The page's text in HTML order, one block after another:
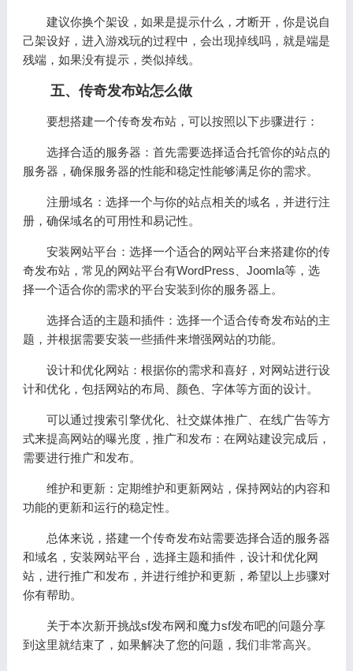
建议你换个架设，如果是提示什么，才断开，你是说自
己架设好，进入游戏玩的过程中，会出现掉线吗，就是端是
残端，如果没有提示，类似掉线。
五、传奇发布站怎么做
要想搭建一个传奇发布站，可以按照以下步骤进行：
选择合适的服务器：首先需要选择适合托管你的站点的
服务器，确保服务器的性能和稳定性能够满足你的需求。
注册域名：选择一个与你的站点相关的域名，并进行注
册，确保域名的可用性和易记性。
安装网站平台：选择一个适合的网站平台来搭建你的传
奇发布站，常见的网站平台有WordPress、Joomla等，选
择一个适合你的需求的平台安装到你的服务器上。
选择合适的主题和插件：选择一个适合传奇发布站的主
题，并根据需要安装一些插件来增强网站的功能。
设计和优化网站：根据你的需求和喜好，对网站进行设
计和优化，包括网站的布局、颜色、字体等方面的设计。
可以通过搜索引擎优化、社交媒体推广、在线广告等方
式来提高网站的曝光度，推广和发布：在网站建设完成后，
需要进行推广和发布。
维护和更新：定期维护和更新网站，保持网站的内容和
功能的更新和运行的稳定性。
总体来说，搭建一个传奇发布站需要选择合适的服务器
和域名，安装网站平台，选择主题和插件，设计和优化网
站，进行推广和发布，并进行维护和更新，希望以上步骤对
你有帮助。
关于本次新开挑战sf发布网和魔力sf发布吧的问题分享
到这里就结束了，如果解决了您的问题，我们非常高兴。